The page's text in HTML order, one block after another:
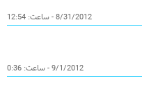
8/31/2012 - ساعت: 12:54
9/1/2012 - ساعت: 0:36